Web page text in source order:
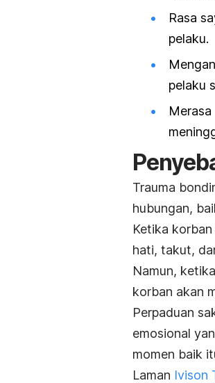
Rasa
pelaku.
pelaku
Trauma
hubungan,
Ketika
hati, takut,
Namun,
korban akan
Perpaduan
emosional
momen baik
Laman Ivison